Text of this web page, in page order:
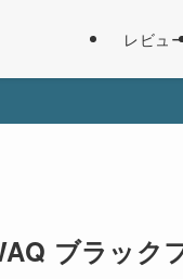
レビュ
ブラック